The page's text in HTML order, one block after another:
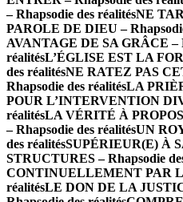
– Rhapsodie des réalitésNE
PAROLE DE DIEU –
AVANTAGE DE SA GRÂCE –
réalitésL’ÉGLISE EST LA
des réalitésNE RATEZ PAS
Rhapsodie des réalitésLA
POUR L’INTERVENTION
réalitésLA VÉRITÉ À
– Rhapsodie des réalitésUN
des réalitésSUPÉRIEUR(E) À
STRUCTURES – Rhapsodie
CONTINUELLEMENT PAR
réalitésLE DON DE LA